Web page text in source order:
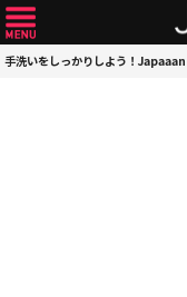
手洗いをしっかりしよう！Japaaan